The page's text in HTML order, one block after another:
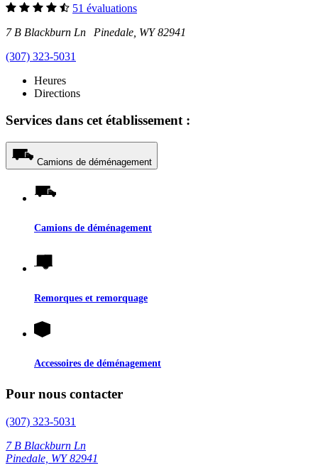
51 évaluations
7 B Blackburn Ln Pinedale, WY 82941
(307) 323-5031
Heures
Directions
Services dans cet établissement :
Camions de déménagement
Camions de déménagement
Remorques et remorquage
Accessoires de déménagement
Pour nous contacter
(307) 323-5031
7 B Blackburn Ln
Pinedale, WY 82941